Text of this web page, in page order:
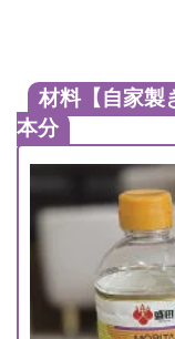
材料【自家製
本分